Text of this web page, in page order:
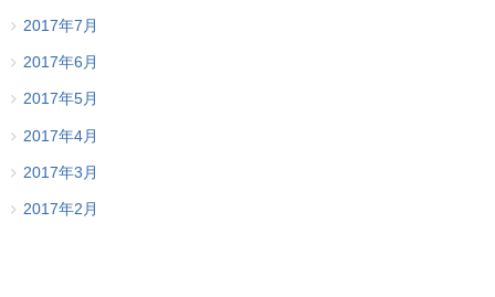
2017年7月
2017年6月
2017年5月
2017年4月
2017年3月
2017年2月